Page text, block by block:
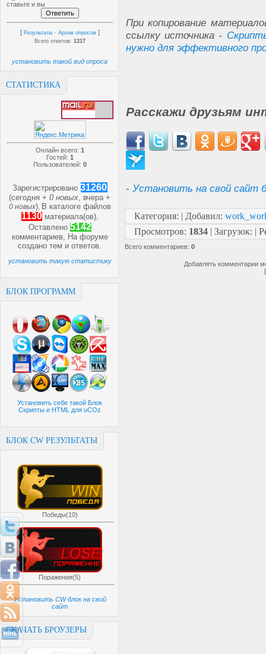
ставьте и вы
[ Результаты · Архив опросов ]
Всего ответов: 1317
установить такой вид опроса
СТАТИСТИКА
Онлайн всего: 1
Гостей: 1
Пользователей: 0
Зарегистрировано 31260
(сегодня +0 новых, вчера +
0 новых) В каталоге файлов
1130 материала(ов),
Оставлено 5142
комментариев, На форуме
созданотем иответов.
установить такую статистику
БЛОК ПРОГРАММ
Установить себе такой Блок
Скрипты и HTML для uCOz
БЛОК CW РЕЗУЛЬТАТЫ
Победы(10)
Поражения(5)
Установить CW блок на свой
сайт
СКАЧАТЬ БРОУЗЕРЫ
При копирование
ссылку источника -
нужно для эффективного
Расскажи друзьям
- Установить на свой сайт
Категория: | Добавил:
Просмотров: 1834 | Загрузок: |
Всего комментариев: 0
Добавлять комментарии